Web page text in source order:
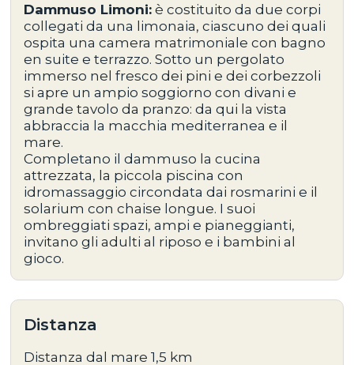
Dammuso Limoni: è costituito da due corpi
collegati da una limonaia, ciascuno dei quali
ospita una camera matrimoniale con bagno
en suite e terrazzo. Sotto un pergolato
immerso nel fresco dei pini e dei corbezzoli
si apre un ampio soggiorno con divani e
grande tavolo da pranzo: da qui la vista
abbraccia la macchia mediterranea e il
mare.
Completano il dammuso la cucina
attrezzata, la piccola piscina con
idromassaggio circondata dai rosmarini e il
solarium con chaise longue. I suoi
ombreggiati spazi, ampi e pianeggianti,
invitano gli adulti al riposo e i bambini al
gioco.
Distanza
Distanza dal mare 1,5 km